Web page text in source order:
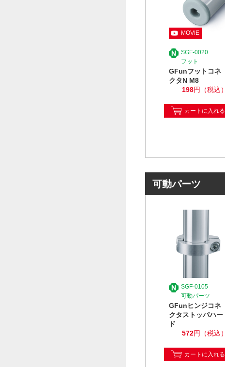
SGF-0020
フット
GFunフットコネ
クタN M8
198円（税込）
カートに入れる
可動パーツ
SGF-0105
可動パーツ
GFunヒンジコネ
クタストッパハー
ド
572円（税込）
カートに入れる